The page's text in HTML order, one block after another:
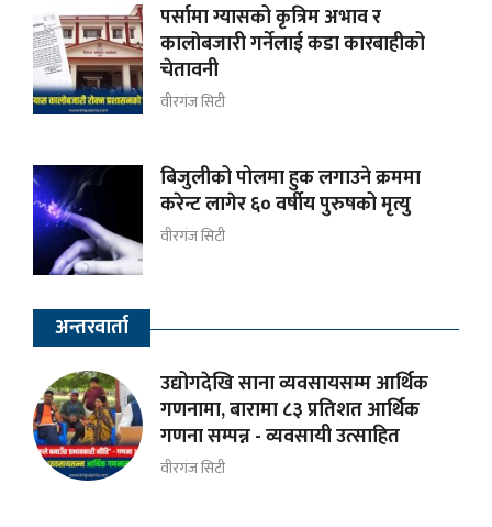
पर्सामा ग्यासको कृत्रिम अभाव र
कालोबजारी गर्नेलाई कडा कारबाहीको
चेतावनी
वीरगंज सिटी
बिजुलीको पोलमा हुक लगाउने क्रममा
करेन्ट लागेर ६० वर्षीय पुरुषको मृत्यु
वीरगंज सिटी
अन्तरवार्ता
उद्योगदेखि साना व्यवसायसम्म आर्थिक
गणनामा, बारामा ८३ प्रतिशत आर्थिक
गणना सम्पन्न - व्यवसायी उत्साहित
वीरगंज सिटी